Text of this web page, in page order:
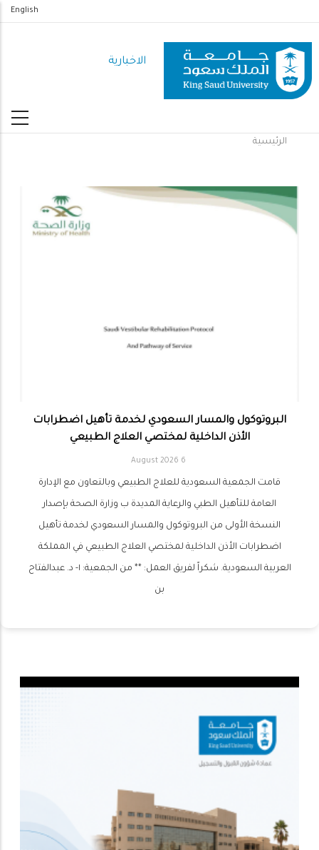
المحتوى
الرئيسي
English
الاخبارية
الرئيسية
البروتوكول والمسار السعودي لخدمة تأهيل اضطرابات
الأذن الداخلية لمختصي العلاج الطبيعي
6 August 2026
قامت الجمعية السعودية للعلاج الطبيعي وبالتعاون مع الإدارة
العامة للتأهيل الطبي والرعاية المديدة ب وزارة الصحة بإصدار
النسخة الأولى من البروتوكول والمسار السعودي لخدمة تأهيل
اضطرابات الأذن الداخلية لمختصي العلاج الطبيعي في المملكة
العربية السعودية. شكراً لفريق العمل: ** من الجمعية: ١- د. عبدالفتاح
بن